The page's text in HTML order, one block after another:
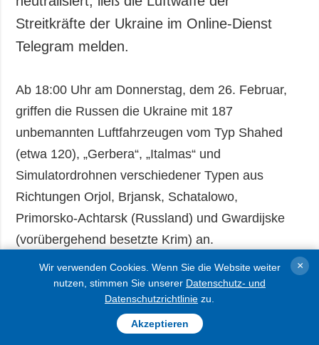
Streitkräfte der Ukraine im Online-Dienst
Telegram melden.
Ab 18:00 Uhr am Donnerstag, dem 26. Februar,
griffen die Russen die Ukraine mit 187
unbemannten Luftfahrzeugen vom Typ Shahed
(etwa 120), „Gerbera“, „Italmas“ und
Simulatordrohnen verschiedener Typen aus
Richtungen Orjol, Brjansk, Schatalowo,
Primorsko-Achtarsk (Russland) und Gwardijske
(vorübergehend besetzte Krim) an.
Den Luftangriff wehrten die Luftwaffe,
Flakraketeneinheiten, Einheiten der
elektronischen Kriegsführung und mobile
Wir verwenden Cookies. Wenn Sie die Website weiter
nutzen, stimmen Sie unserer Datenschutz- und
Datenschutzrichtlinie zu.
Akzeptieren
×